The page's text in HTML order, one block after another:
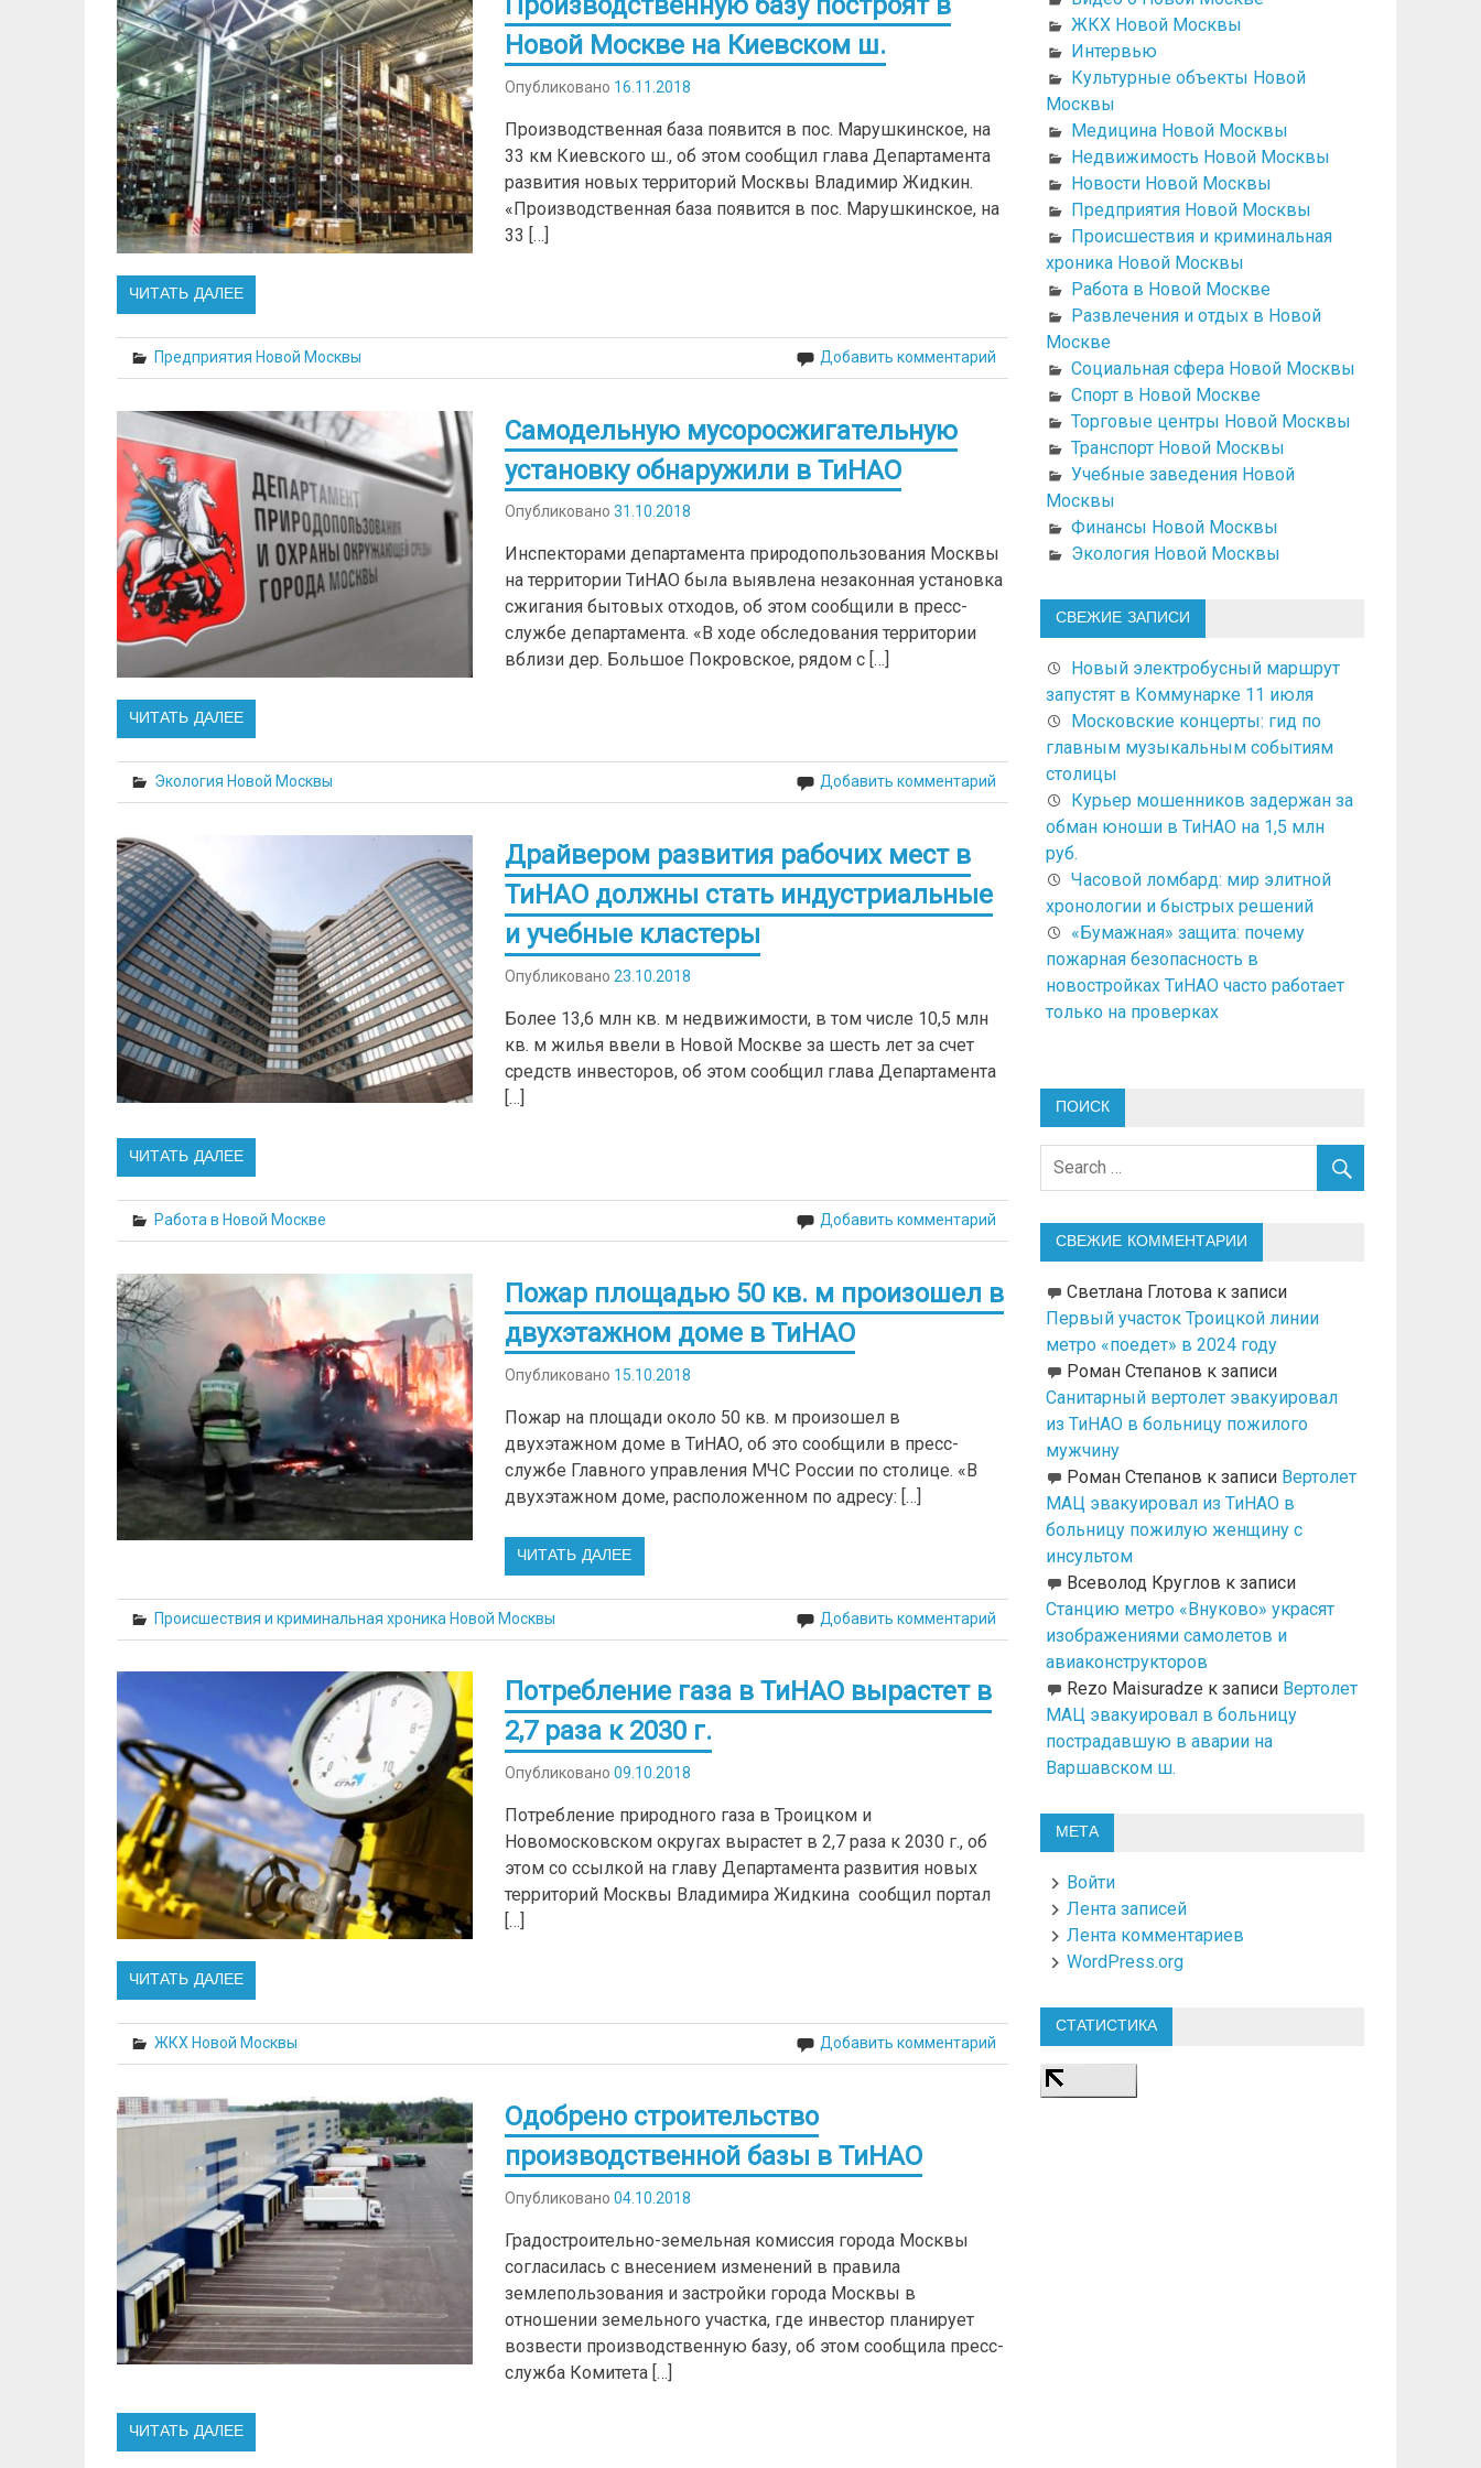
Новой Москве на Киевском ш.
Опубликовано 16.11.2018
Производственная база появится в пос. Марушкинское, на
33 км Киевского ш., об этом сообщил глава Департамента
развития новых территорий Москвы Владимир Жидкин.
«Производственная база появится в пос. Марушкинское, на
33 […]
ЧИТАТЬ ДАЛЕЕ
Предприятия Новой Москвы Добавить комментарий
Самодельную мусоросжигательную
установку обнаружили в ТиНАО
Опубликовано31.10.2018
Инспекторами департамента природопользования Москвы
на территории ТиНАО была выявлена незаконная установка
сжигания бытовых отходов, об этом сообщили в пресс-
службе департамента. «В ходе обследования территории
вблизи дер. Большое Покровское, рядом с […]
ЧИТАТЬ ДАЛЕЕ
Экология Новой Москвы Добавить комментарий
Драйвером развития рабочих мест в
ТиНАО должны стать индустриальные
и учебные кластеры
Опубликовано23.10.2018
Более 13,6 млн кв. м недвижимости, в том числе 10,5 млн
кв. м жилья ввели в Новой Москве за шесть лет за счет
средств инвесторов, об этом сообщил глава Департамента
[…]
ЧИТАТЬ ДАЛЕЕ
Работа в Новой Москве Добавить комментарий
Пожар площадью 50 кв. м произошел в
двухэтажном доме в ТиНАО
Опубликовано 15.10.2018
Пожар на площади около 50 кв. м произошел в
двухэтажном доме в ТиНАО, об это сообщили в пресс-
службе Главного управления МЧС России по столице. «В
двухэтажном доме, расположенном по адресу: […]
ЧИТАТЬ ДАЛЕЕ
Происшествия и криминальная хроника Новой Москвы Добавить комментарий
Потребление газа в ТиНАО вырастет в
2,7 раза к 2030 г.
Опубликовано09.10.2018
Потребление природного газа в Троицком и
Новомосковском округах вырастет в 2,7 раза к 2030 г., об
этом со ссылкой на главу Департамента развития новых
территорий Москвы Владимира Жидкина сообщил портал
[…]
ЧИТАТЬ ДАЛЕЕ
ЖКХ Новой Москвы Добавить комментарий
Одобрено строительство
производственной базы в ТиНАО
Опубликовано04.10.2018
Градостроительно-земельная комиссия города Москвы
согласилась с внесением изменений в правила
землепользования и застройки города Москвы в
отношении земельного участка, где инвестор планирует
возвести производственную базу, об этом сообщила пресс-
служба Комитета […]
ЧИТАТЬ ДАЛЕЕ
ЖКХ Новой Москвы
Интервью
Культурные объекты Новой
Москвы
Медицина Новой Москвы
Недвижимость Новой Москвы
Новости Новой Москвы
Предприятия Новой Москвы
Происшествия и криминальная
хроника Новой Москвы
Работа в Новой Москве
Развлечения и отдых в Новой
Москве
Социальная сфера Новой Москвы
Спорт в Новой Москве
Торговые центры Новой Москвы
Транспорт Новой Москвы
Учебные заведения Новой
Москвы
Финансы Новой Москвы
Экология Новой Москвы
СВЕЖИЕ ЗАПИСИ
Новый электробусный маршрут
запустят в Коммунарке 11 июля
Московские концерты: гид по
главным музыкальным событиям
столицы
Курьер мошенников задержан за
обман юноши в ТиНАО на 1,5 млн
руб.
Часовой ломбард: мир элитной
хронологии и быстрых решений
«Бумажная» защита: почему
пожарная безопасность в
новостройках ТиНАО часто работает
только на проверках
ПОИСК
СВЕЖИЕ КОММЕНТАРИИ
Светлана Глотовак записи
Первый участок Троицкой линии
метро «поедет» в 2024 году
Роман Степанов к записи
Санитарный вертолет эвакуировал
из ТиНАО в больницу пожилого
мужчину
Роман Степанов к записи Вертолет
МАЦ эвакуировал из ТиНАО в
больницу пожилую женщину с
инсультом
Всеволод Круглов к записи
Станцию метро «Внуково» украсят
изображениями самолетов и
авиаконструкторов
Rezo Maisuradze к записи Вертолет
МАЦ эвакуировал в больницу
пострадавшую в аварии на
Варшавском ш.
МЕТА
Войти
Лента записей
Лента комментариев
WordPress.org
СТАТИСТИКА